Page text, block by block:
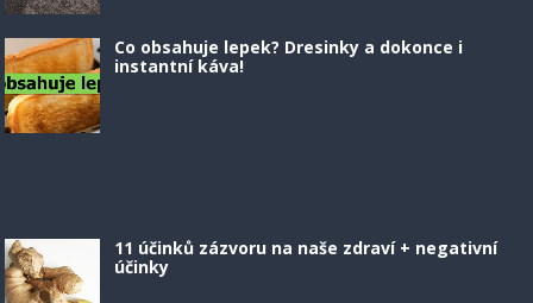
Co obsahuje lepek? Dresinky a dokonce i
instantní káva!
11 účinků zázvoru na naše zdraví + negativní
účinky